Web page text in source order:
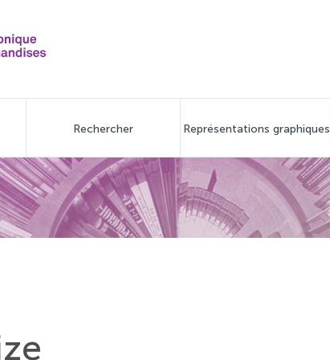
Rechercher Représentations graphiques